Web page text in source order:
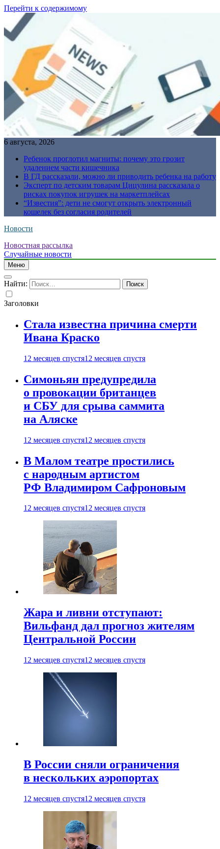
Перейти к содержимому
6 августа, 2026
Ребенок проглотил магниты: почему это грозит
удалением части кишечника
В ГД рассказали, можно ли приводить ребенка на работу
Эксперт по детским товарам Цицулина рассказала о
рисках покупок игрушек на маркетплейсах
“Известия”: дети не смогут открыть электронный
кошелек без согласия родителей
Новости
Новостная рассылка
Случайные новости
Меню
Найти:
Заголовки
Стала известна причина смерти
Ивана Краско
12 месяцев спустя12 месяцев спустя
Симоньян предупредила
о провокации британцев
и СБУ для срыва саммита
на Аляске
12 месяцев спустя12 месяцев спустя
В Малом театре простились
с народным артистом
РФ Владимиром Сафроновым
12 месяцев спустя12 месяцев спустя
Жара и ливни отступают:
Вильфанд дал прогноз жителям
Центральной России
12 месяцев спустя12 месяцев спустя
В России сняли ограничения
в нескольких аэропортах
12 месяцев спустя12 месяцев спустя